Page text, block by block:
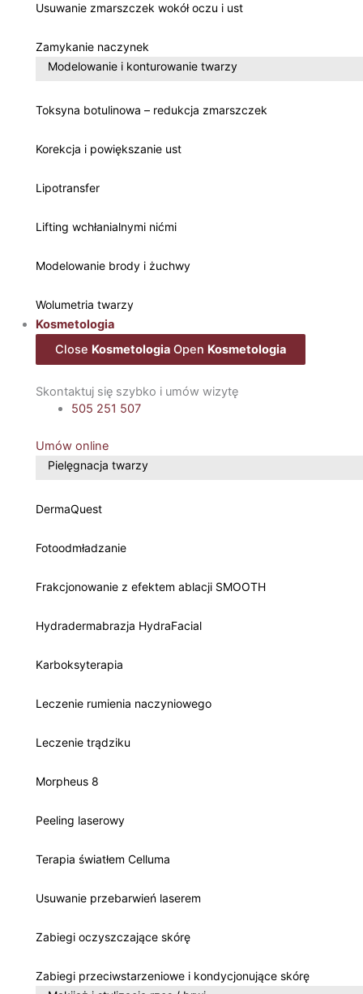
Usuwanie zmarszczek wokół oczu i ust
Zamykanie naczynek
Modelowanie i konturowanie twarzy
Toksyna botulinowa – redukcja zmarszczek
Korekcja i powiększanie ust
Lipotransfer
Lifting wchłanialnymi nićmi
Modelowanie brody i żuchwy
Wolumetria twarzy
Kosmetologia
Close Kosmetologia Open Kosmetologia
Skontaktuj się szybko i umów wizytę
505 251 507
Umów online
Pielęgnacja twarzy
DermaQuest
Fotoodmładzanie
Frakcjonowanie z efektem ablacji SMOOTH
Hydradermabrazja HydraFacial
Karboksyterapia
Leczenie rumienia naczyniowego
Leczenie trądziku
Morpheus 8
Peeling laserowy
Terapia światłem Celluma
Usuwanie przebarwień laserem
Zabiegi oczyszczające skórę
Zabiegi przeciwstarzeniowe i kondycjonujące skórę